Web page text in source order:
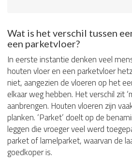
Wat is het verschil tussen
een parketvloer?
In eerste instantie denken veel
houten vloer en een parketvloer
niet, aangezien de vloeren op het
elkaar weg hebben. Het verschil zit
aanbrengen. Houten vloeren zijn
planken. ‘Parket’ doelt op de
leggen die vroeger veel werd
parket of lamelparket, waarvan de
goedkoper is.